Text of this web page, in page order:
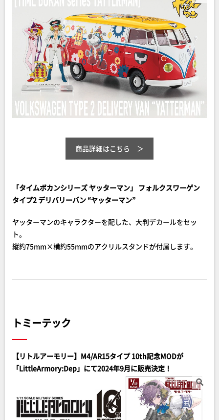
商品詳細はこちら
「タイムボカンシリーズ ヤッターマン」 フォルクスワーゲン
タイプ2 デリバリーバン “ヤッターマン”
ヤッターマンのキャラクターを配した、大判デカールをセッ
ト。
縦約75mm×横約55mmのアクリルスタンドが付属します。
トミーテック
【リトルアーモリー】M4/AR15タイプ 10th記念MODが
「LittleArmory:Dep」にて2024年9月に販売決定！